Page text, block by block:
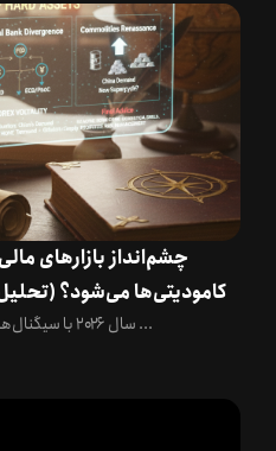
کامودیتی‌ها می‌شود؟
سال ۲۰۲۶ با سیگنال‌های متناقض آغاز شده است. در حالی ...